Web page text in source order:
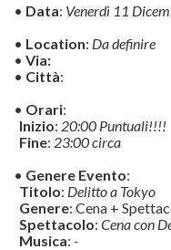
• Data: Venerdì 11
• Location: Da definire
• Via:
• Città:
• Orari:
Inizio: 20:00 Puntuali!!!!
Fine: 23:00 circa
• Genere Evento:
Titolo: Delitto a Tokyo
Genere: Cena +
Spettacolo: Cena con
Musica: -